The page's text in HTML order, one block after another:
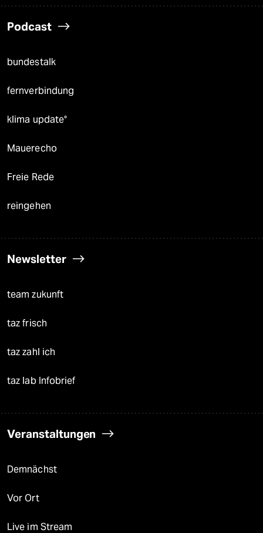
Podcast
bundestalk
fernverbindung
klima update°
Mauerecho
Freie Rede
reingehen
Newsletter
team zukunft
taz frisch
taz zahl ich
taz lab Infobrief
Veranstaltungen
Demnächst
Vor Ort
Live im Stream